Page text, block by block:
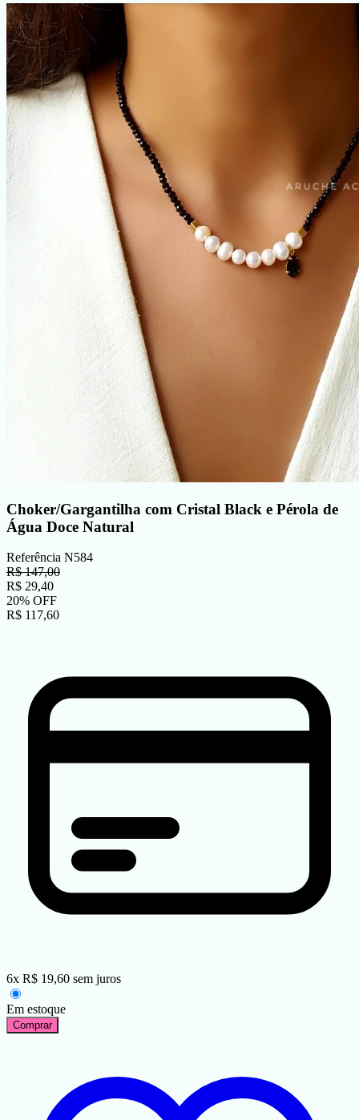
Choker/Gargantilha com Cristal Black e Pérola de
Água Doce Natural
Referência N584
R$147,00
R$ 29,40
20% OFF
R$ 117,60
6x R$ 19,60 sem juros
Em estoque
Comprar